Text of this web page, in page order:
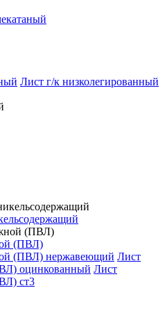
Лист г/к низколегированный
(ПВЛ)
(ПВЛ) нержавеющий Лист
оцинкованный Лист
ст3